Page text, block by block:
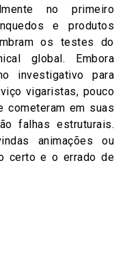
no primeiro
e produtos
os testes do
global. Embora
investigativo para
vigaristas, pouco
cometeram em suas
falhas estruturais.
animações ou
certo e o errado de